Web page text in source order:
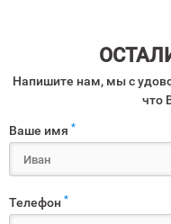
Напишите нам, мы с
что
Ваше имя *
Телефон *